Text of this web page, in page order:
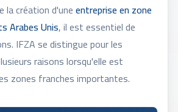
la création d'uneentreprise en zone
Arabes Unis, il est essentiel de
IFZA se distingue pour les
raisons lorsqu'elle est
zones franches importantes.